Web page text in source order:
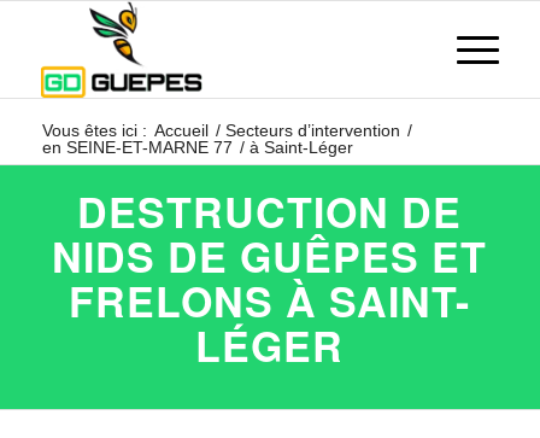
Vous êtes ici : Accueil / Secteurs d’intervention /
en SEINE-ET-MARNE 77 / à Saint-Léger
DESTRUCTION DE
NIDS DE GUÊPES ET
FRELONS À SAINT-
LÉGER